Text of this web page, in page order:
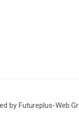
by Futureplus-Web.Gr